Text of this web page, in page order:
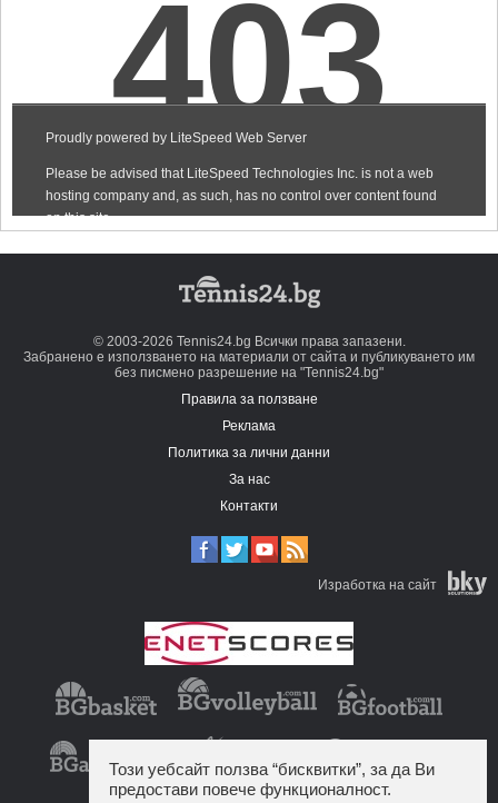
© 2003-2026 Tennis24.bg Всички права запазени.
Забранено е използването на материали от сайта и публикуването им
без писмено разрешение на "Tennis24.bg"
Правила за ползване
Реклама
Политика за лични данни
За нас
Контакти
Изработка на сайт
Този уебсайт ползва “бисквитки”, за да Ви
предостави повече функционалност.